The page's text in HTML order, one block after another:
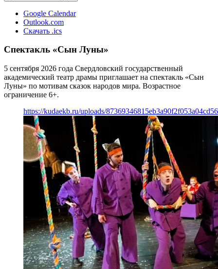
Google Calendar
Outlook.com
Скачать .ics
Спектакль «Сын Луны»
5 сентября 2026 года Свердловский государственный
академический театр драмы приглашает на спектакль «Сын
Луны» по мотивам сказок народов мира. Возрастное
ограничение 6+.
https://kudaekb.ru/uploads/